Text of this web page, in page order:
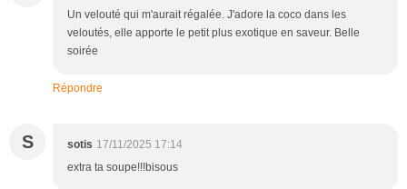
Un velouté qui m'aurait régalée. J'adore la coco dans les
veloutés, elle apporte le petit plus exotique en saveur. Belle
soirée
Répondre
S sotis 17/11/2025 17:14
extra ta soupe!!!bisous